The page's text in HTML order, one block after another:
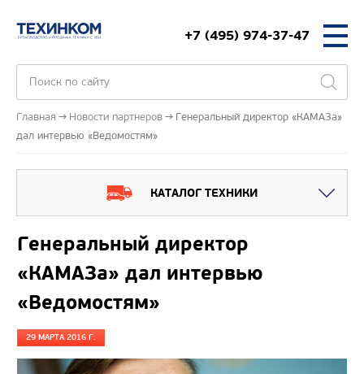
+7 (495) 974-37-47
Главная Новости партнеров
Генеральный директор «КАМАЗа»
дал интервью «Ведомостям»
КАТАЛОГ ТЕХНИКИ
Генеральный директор
«КАМАЗа» дал интервью
«Ведомостям»
29 МАРТА 2016 Г.